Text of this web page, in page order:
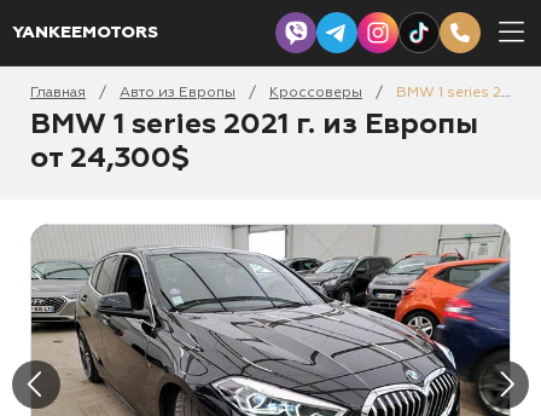
YANKEEMOTORS
Главная / Авто из Европы / Кроссоверы / BMW 1 series 2021
BMW 1 series 2021 г. из Европы
от 24,300$